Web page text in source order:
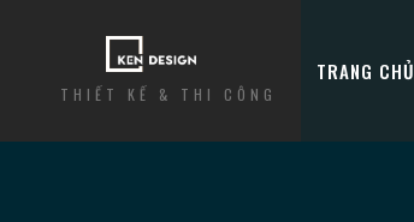
THIẾT KẾ & THI CÔNG
TRANG CHỦ